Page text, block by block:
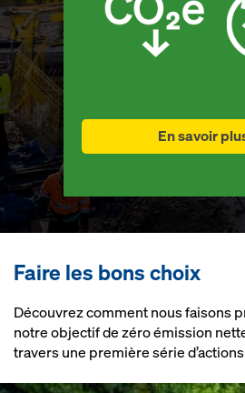
En savoir
Faire les bons choix
Découvrez comment nous faisons
notre objectif de zéro émission
travers une première série